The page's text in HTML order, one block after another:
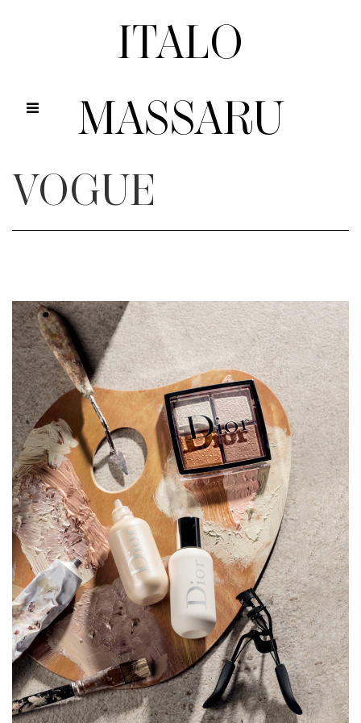
ITALO
MASSARU
VOGUE